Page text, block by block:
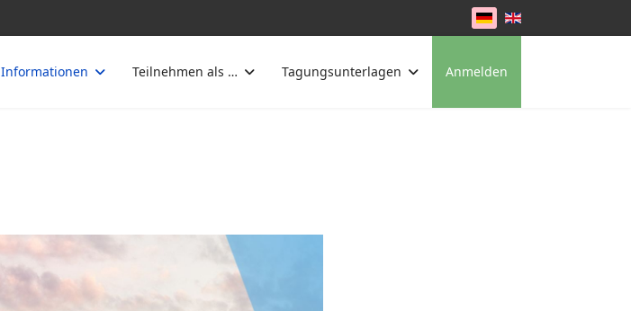
Sprache auswählen
Informationen Teilnehmen als … Tagungsunterlagen Anmelden